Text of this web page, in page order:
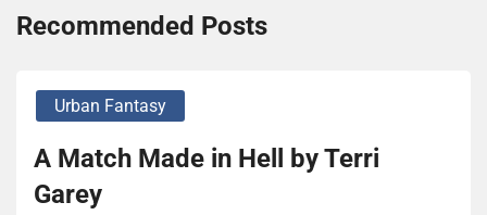
Recommended Posts
Urban Fantasy
A Match Made in Hell by Terri
Garey